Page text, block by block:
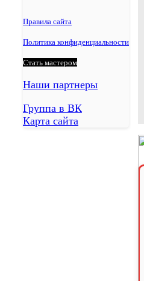
Правила сайта
Политика конфиденциальности
Стать мастером
Наши партнеры
Группа в ВК
Карта сайта